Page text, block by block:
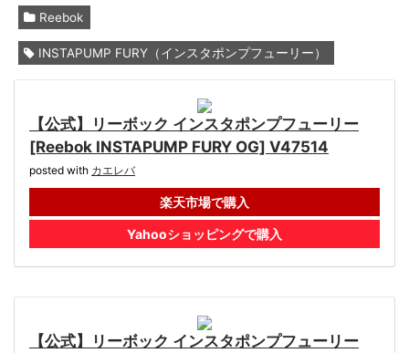
Reebok
INSTAPUMP FURY（インスタポンプフューリー）
【公式】リーボック インスタポンプフューリー
[Reebok INSTAPUMP FURY OG] V47514
posted with カエレバ
楽天市場で購入
Yahooショッピングで購入
【公式】リーボック インスタポンプフューリー